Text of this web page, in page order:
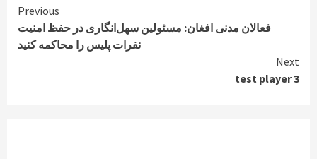
Continue
Reading
Previous
فعالان مدنی افغان: مسئولین سهل‌انگاری در حفظ امنیت
نفرات پلیس را محاکمه کنید
Next
test player 3